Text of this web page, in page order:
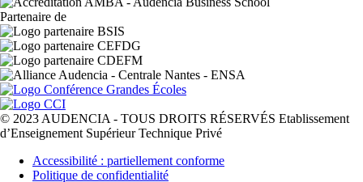
Partenaire de
© 2023 AUDENCIA - TOUS DROITS RÉSERVÉS Etablissement
d’Enseignement Supérieur Technique Privé
Pied
Accessibilité : partiellement conforme
Politique de confidentialité